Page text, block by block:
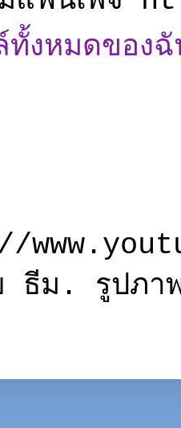
ทั้งหมดของ
ย ธีม. รูปภ